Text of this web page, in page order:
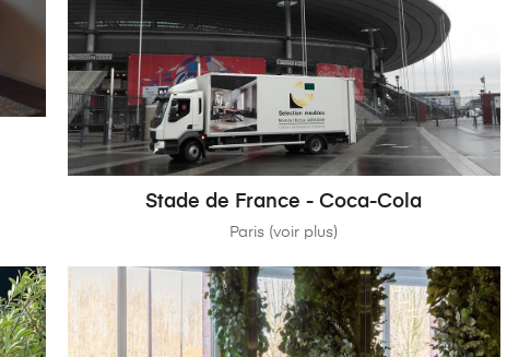
Stade de France - Coca-Cola
Paris (voir plus)